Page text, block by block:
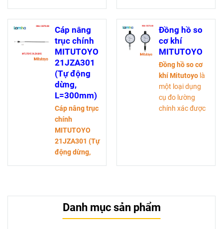
các loại biến
dạng khác.
cụ đo lường
chính xác được
sử dụng phổ
biến trong lĩnh
vực cơ khí, gia
công, và kiểm
tra chất lượng.
Đây là một thiết
bị đo chiều dài
rất nhạy,
thường được sử
dụng để kiểm
tra độ phẳng, độ
Cáp nâng
trục chính
MITUTOYO
21JZA301
(Tự động
dừng,
L=300mm)
Cáp nâng trục
chính
MITUTOYO
21JZA301 (Tự
động dừng,
Đồng hồ so
cơ khí
MITUTOYO
Đồng hồ so cơ
khí Mitutoyo là
một loại dụng
cụ đo lường
chính xác được
rất nhạy,
thường được sử
dụng để kiểm
Danh mục sản phẩm